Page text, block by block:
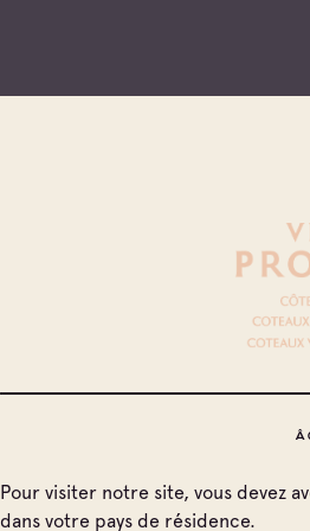
Pour visiter notre site, vous devez
dans votre pays de résidence.
NOUS
*
Prénom